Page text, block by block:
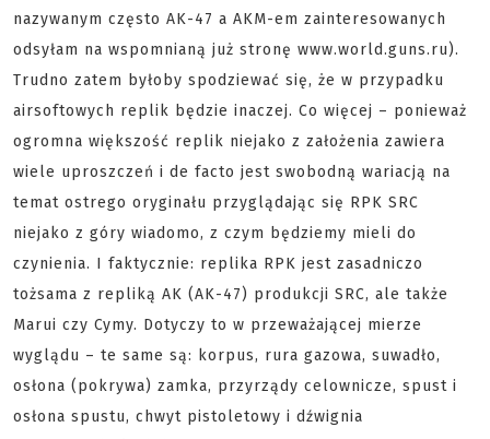
nazywanym często AK-47 a AKM-em zainteresowanych
odsyłam na wspomnianą już stronę www.world.guns.ru).
Trudno zatem byłoby spodziewać się, że w przypadku
airsoftowych replik będzie inaczej. Co więcej – ponieważ
ogromna większość replik niejako z założenia zawiera
wiele uproszczeń i de facto jest swobodną wariacją na
temat ostrego oryginału przyglądając się RPK SRC
niejako z góry wiadomo, z czym będziemy mieli do
czynienia. I faktycznie: replika RPK jest zasadniczo
tożsama z repliką AK (AK-47) produkcji SRC, ale także
Marui czy Cymy. Dotyczy to w przeważającej mierze
wyglądu – te same są: korpus, rura gazowa, suwadło,
osłona (pokrywa) zamka, przyrządy celownicze, spust i
osłona spustu, chwyt pistoletowy i dźwignia